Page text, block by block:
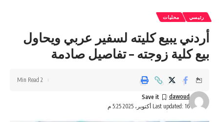
رئيسي محليات
أردني يبيع كليته لسفير عربي ويحاول
بيع كلية زوجته – تفاصيل صادمة
Last updated: 16 أكتوبر، 2025 5:25 م
dawoud
2 Min Read